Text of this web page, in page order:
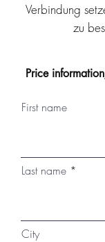
Verbindung
zu
Price
First name
Last name
City